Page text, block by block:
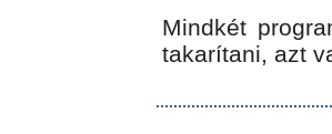
Mindkét
takarítani, azt